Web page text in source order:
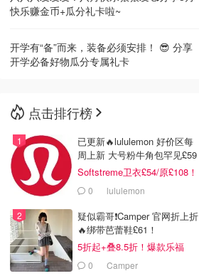
快乐赚金币+瓜分礼卡啦~
开学有“备”而来，装备必须安排！ 😎 分享
开学必备好物瓜分专属礼卡
点击排行榜
已更新🔥lululemon 好价区每
周上新 大号粉牛角包罕见£59
Softstreme卫衣£54/原£108！
0 lululemon
疑似霸哥❗️Camper 官网折上折
🔥绑带芭蕾鞋£61！
5折起+叠8.5折！爆款乐福
£68！
0 Camper